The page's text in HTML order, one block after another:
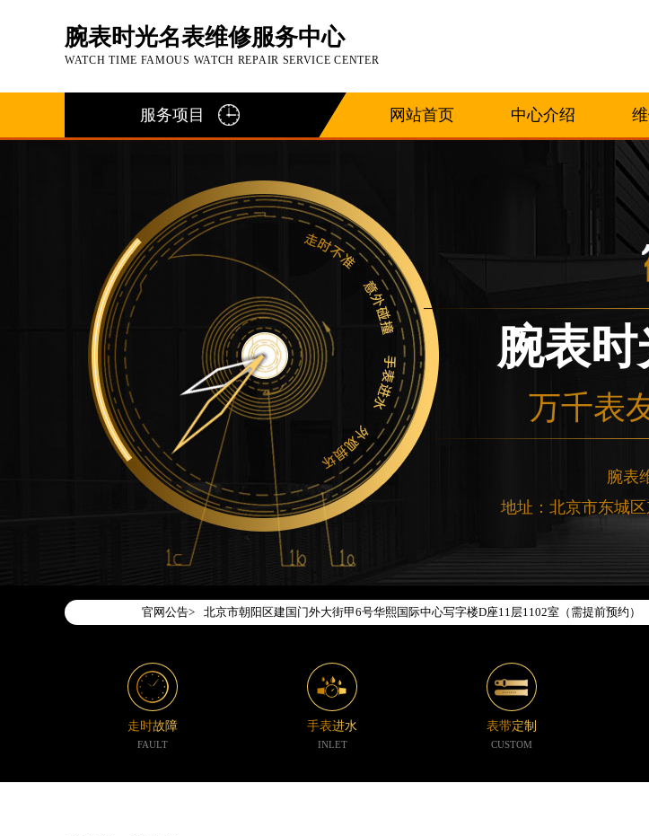
腕表时光名表维修服务中心
WATCH TIME FAMOUS WATCH REPAIR SERVICE CENTER
服务项目 网站首页 中心介绍
腕表时
万千表
腕表
地址：北京市东城
官网公告>
2026年7月腕表时光中国区售后服务网络优化升级公告
2026年7月腕表时光全国官方售后客户服务热线：400-188-5020
腕表时光官方全国统一服务热线400-188-5020，服务覆盖中国大陆、香港、澳门、台
2026年7月腕表时光售后服务中心最新网点地址：
北京市东城区东长安街1号东方广场写字楼W3座6层602室（需提前预约）
北京市朝阳区建国门外大街甲6号华熙国际中心写字楼D座11层1102室（需提前预约）
天津市和平区赤峰道136号天津国际金融中心写字楼26层2603室（需提前预约）
上海市黄浦区南京东路299号宏伊国际广场写字楼8层806室（需提前预约）
南京市秦淮区中山南路1号（新街口）南京中心写字楼22层C1-1室（需提前预约）
常州市新北区龙锦路1590号现代传媒中心写字楼5号楼10层1008室（需提前预约）
徐州市鼓楼区淮海东路29号苏宁广场IFC国际金融中心写字楼35层3508室（需提前预约）
走时故障
FAULT
手表进水
INLET
表带定制
CUSTOM